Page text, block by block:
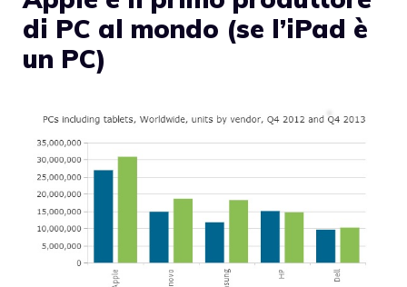
di PC al mondo (se l’iPad è
un PC)